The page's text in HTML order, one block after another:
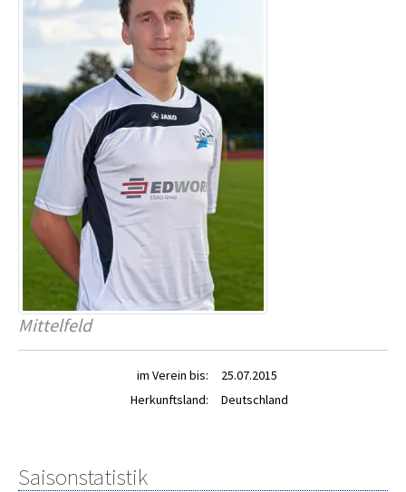
Mittelfeld
im Verein bis:
25.07.2015
Herkunftsland:
Deutschland
Saisonstatistik